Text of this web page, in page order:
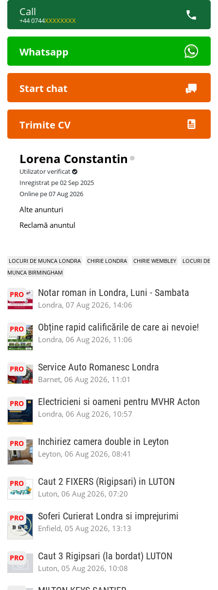
Call
+44 0744XXXXXXXX
Whatsapp
Start chat
Trimite CV
Lorena Constantin
Utilizator verificat
Inregistrat pe 02 Sep 2025
Online pe 07 Aug 2026
Alte anunturi
Reclamă anuntul
LOCURI DE MUNCA LONDRA CHIRIE LONDRA CHIRIE WEMBLEY
LOCURI DE
MUNCA BIRMINGHAM
PRO Notar roman in Londra, Luni - Sambata
Londra, 07 Aug 2026, 14:06
PRO Obține rapid calificările de care ai nevoie!
Londra, 06 Aug 2026, 11:06
PRO Service Auto Romanesc Londra
Barnet, 06 Aug 2026, 11:01
PRO Electricieni si oameni pentru MVHR Acton
Londra, 06 Aug 2026, 10:57
PRO Inchiriez camera double in Leyton
Leyton, 06 Aug 2026, 08:41
PRO Caut 2 FIXERS (Rigipsari) in LUTON
Luton, 06 Aug 2026, 07:20
PRO Soferi Curierat Londra si imprejurimi
Enfield, 05 Aug 2026, 13:13
PRO Caut 3 Rigipsari (la bordat) LUTON
Luton, 05 Aug 2026, 10:08